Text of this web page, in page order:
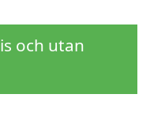
och utan